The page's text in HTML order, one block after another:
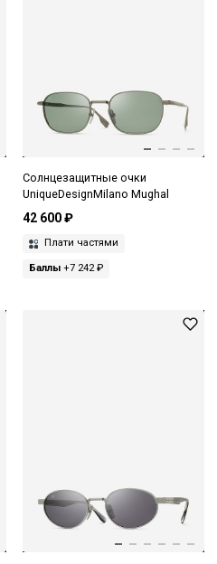
Солнцезащитные очки
UniqueDesignMilano Mughal
42 600 ₽
Плати частями
Баллы+7 242 ₽